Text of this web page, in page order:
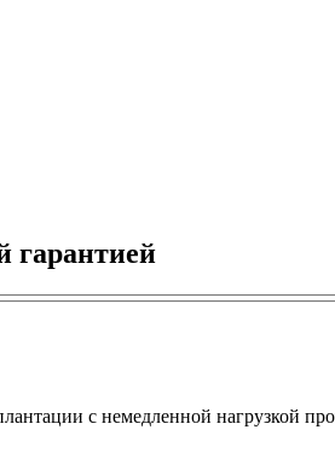
гарантией
с немедленной нагрузкой